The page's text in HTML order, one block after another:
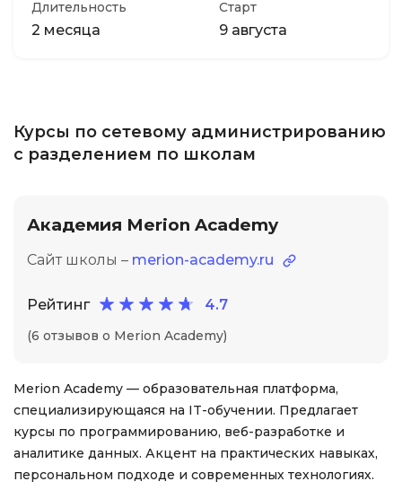
Длительность
2 месяца
Старт
9 августа
Курсы по сетевому администрированию
с разделением по школам
Академия Merion Academy
Сайт школы – merion-academy.ru
Рейтинг 4.7
(6 отзывов о Merion Academy)
Merion Academy — образовательная платформа,
специализирующаяся на IT-обучении. Предлагает
курсы по программированию, веб-разработке и
аналитике данных. Акцент на практических навыках,
персональном подходе и современных технологиях.